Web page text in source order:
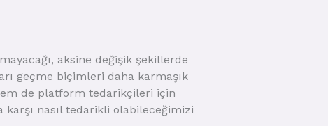
aksine değişik şekillerde
geçme biçimleri daha karmaşık
de platform tedarikçileri için
nasıl tedarikli olabileceğimizi